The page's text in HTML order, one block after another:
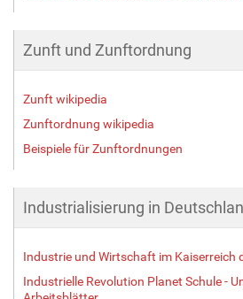
Zunft und Zunftordnung
Zunft wikipedia
Zunftordnung wikipedia
Beispiele für Zunftordnungen
Industrialisierung in
Industrie und Wirtschaft im Kaiserreich
Industrielle Revolution Planet Schule -